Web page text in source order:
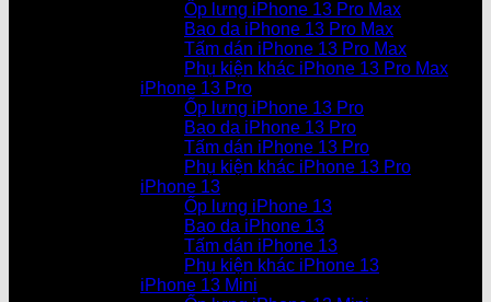
Ốp lưng iPhone 13 Pro Max
Bao da iPhone 13 Pro Max
Tấm dán iPhone 13 Pro Max
Phụ kiện khác iPhone 13 Pro Max
iPhone 13 Pro
Ốp lưng iPhone 13 Pro
Bao da iPhone 13 Pro
Tấm dán iPhone 13 Pro
Phụ kiện khác iPhone 13 Pro
iPhone 13
Ốp lưng iPhone 13
Bao da iPhone 13
Tấm dán iPhone 13
Phụ kiện khác iPhone 13
iPhone 13 Mini